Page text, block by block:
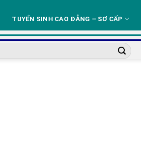
TUYỂN SINH CAO ĐẲNG – SƠ CẤP